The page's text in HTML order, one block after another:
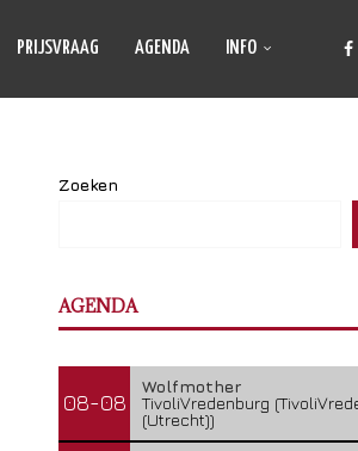
PRIJSVRAAG AGENDA INFO
Zoeken
AGENDA
08-08
Wolfmother
TivoliVredenburg
(Utrecht))